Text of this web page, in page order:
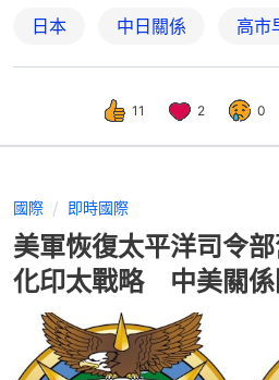
日本 中日關係 高市
11 2 0
國際 即時國際
美軍恢復太平洋司令
化印太戰略 中美關係